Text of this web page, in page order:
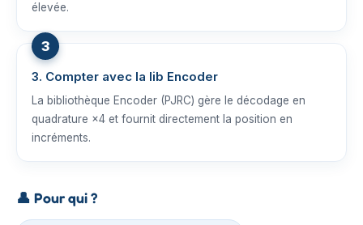
élevée.
3. Compter avec la lib Encoder
La bibliothèque Encoder (PJRC) gère le décodage en
quadrature ×4 et fournit directement la position en
incréments.
👤 Pour qui ?